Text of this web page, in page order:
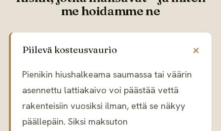
me hoidamme ne
Piilevä kosteusvaurio
Pienikin hiushalkeama saumassa tai väärin
asennettu lattiakaivo voi päästää vettä
rakenteisiin vuosiksi ilman, että se näkyy
päällepäin. Siksi maksuton